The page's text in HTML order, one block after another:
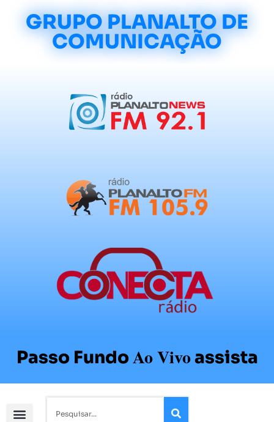
GRUPO PLANALTO DE
COMUNICAÇÃO
Passo FundoAo Vivoassista